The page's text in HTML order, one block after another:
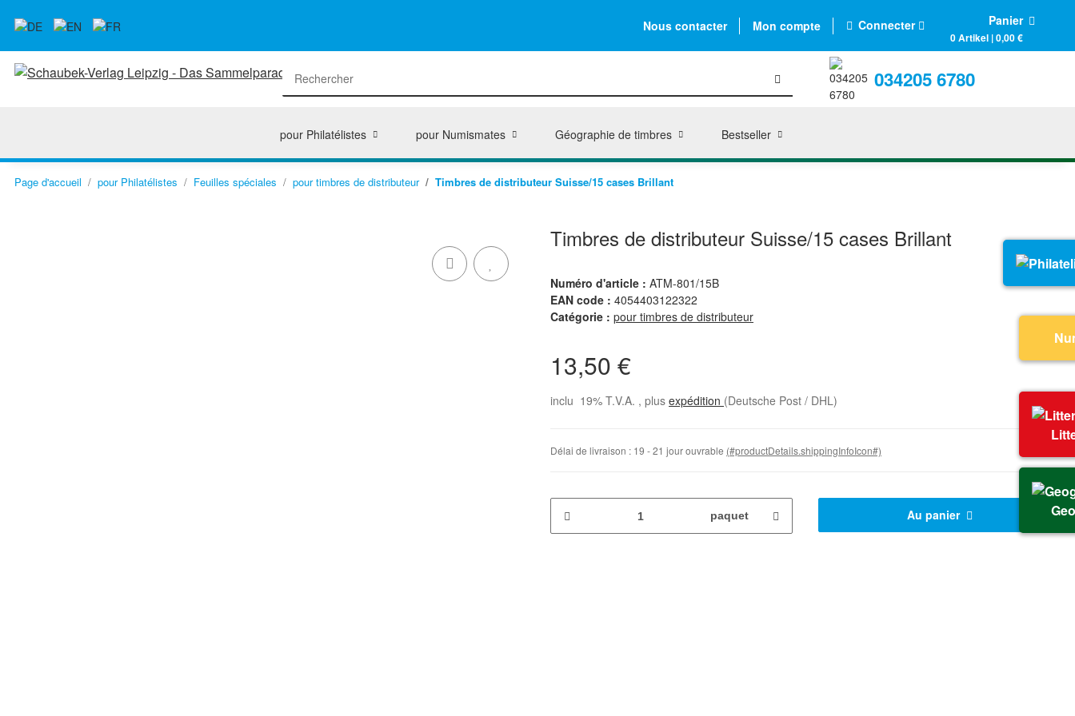
Nous contacter Mon compte Connecter Panier
0 Artikel | 0,00 €
034205 6780
pour Philatélistes pour Numismates Géographie de timbres Bestseller
Page d'accueil pour Philatélistes Feuilles spéciales pour timbres de distributeur Timbres de distributeur Suisse/15 cases Brillant
Timbres de distributeur Suisse/15 cases Brillant
Numéro d'article : ATM-801/15B
EAN code : 4054403122322
Catégorie : pour timbres de distributeur
13,50 €
inclu 19% T.V.A. , plus expédition (Deutsche Post / DHL)
Délai de livraison : 19 - 21 jour ouvrable (#productDetails.shippingInfoIcon#)
paquet Au panier